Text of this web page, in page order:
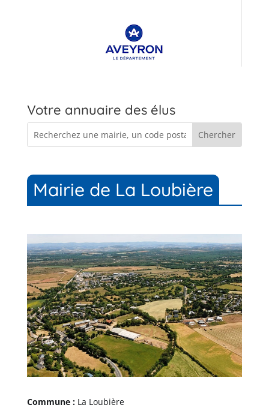
Votre annuaire des élus
Mairie de La Loubière
Commune : La Loubière